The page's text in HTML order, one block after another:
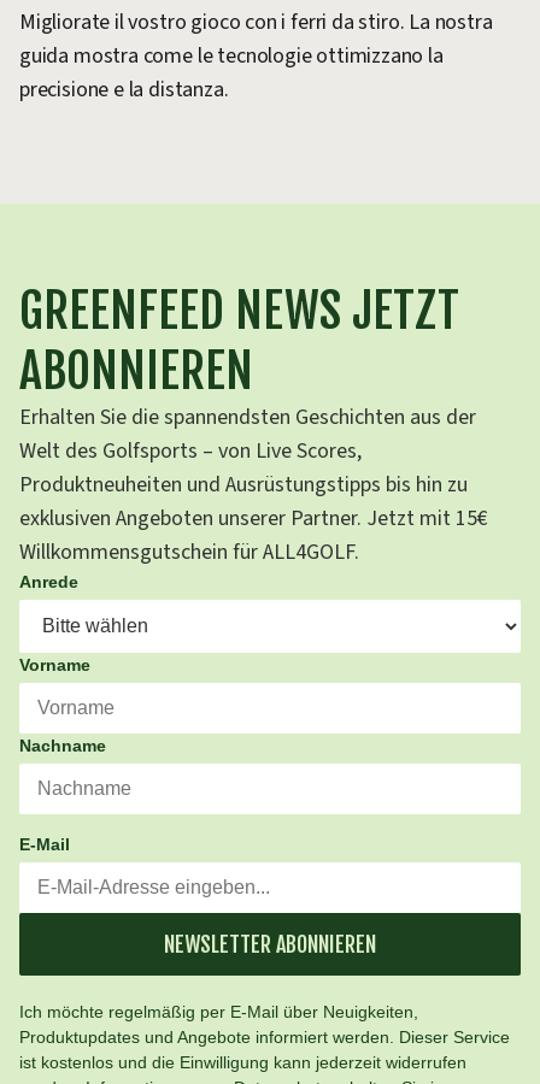
Migliorate il vostro gioco con i ferri da stiro. La nostra
guida mostra come le tecnologie ottimizzano la
precisione e la distanza.
GREENFEED NEWS JETZT
ABONNIEREN
Erhalten Sie die spannendsten Geschichten aus der
Welt des Golfsports – von Live Scores,
Produktneuheiten und Ausrüstungstipps bis hin zu
exklusiven Angeboten unserer Partner. Jetzt mit 15€
Willkommensgutschein für ALL4GOLF.
Anrede
Vorname
Nachname
E-Mail
NEWSLETTER ABONNIEREN
Ich möchte regelmäßig per E-Mail über Neuigkeiten,
Produktupdates und Angebote informiert werden. Dieser Service
ist kostenlos und die Einwilligung kann jederzeit widerrufen